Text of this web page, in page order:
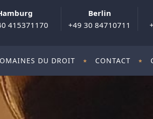
415371170
Berlin
+49 30 84710711
DU DROIT CONTACT